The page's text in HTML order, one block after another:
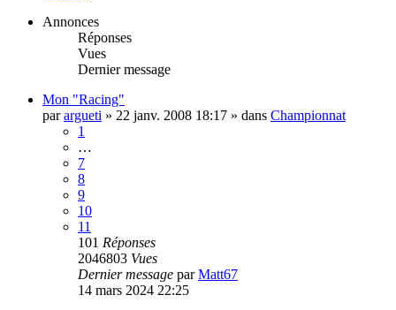
Annonces
Réponses
Vues
Dernier message
Mon "Racing"
parargueti » 22 janv. 2008 18:17 » dans Championnat
1
…
7
8
9
10
11
101 Réponses
2046803 Vues
Dernier message parMatt67
14 mars 2024 22:25